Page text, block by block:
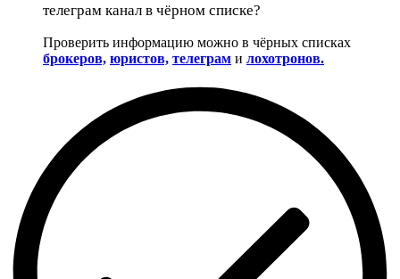
телеграм канал в чёрном списке?
Проверить информацию можно в чёрных списках
брокеров, юристов, телеграм и лохотронов.